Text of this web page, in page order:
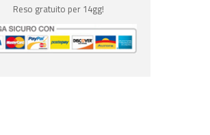
Reso gratuito per 14gg!